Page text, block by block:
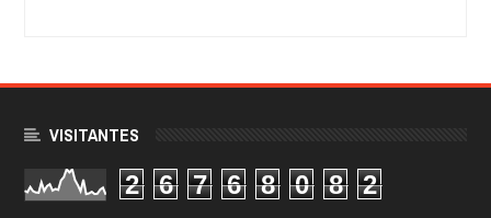
VISITANTES
2 6 7 6 8 0 8 2